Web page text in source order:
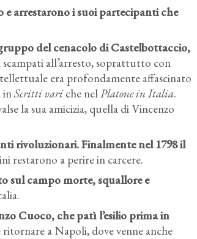
e arrestarono i suoi partecipanti che
del cenacolo di Castelbottaccio,
all’arresto, soprattutto con
era profondamente affascinato
inScritti vari che nelPlatone in Italia.
la sua amicizia, quella di Vincenzo
rivoluzionari. Finalmente nel 1798 il
restarono a perire in carcere.
sul campo morte, squallore e
Cuoco, che patì l’esilio prima in
a Napoli, dove venne anche